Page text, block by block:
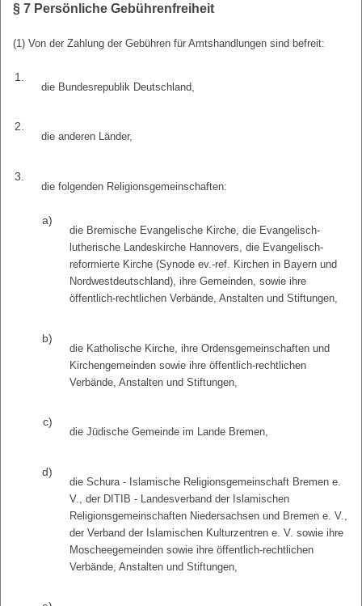
§ 7 Persönliche Gebührenfreiheit
(1) Von der Zahlung der Gebühren für Amtshandlungen sind befreit:
1.
die Bundesrepublik Deutschland,
2.
die anderen Länder,
3.
die folgenden Religionsgemeinschaften:
a)
die Bremische Evangelische Kirche, die Evangelisch-
lutherische Landeskirche Hannovers, die Evangelisch-
reformierte Kirche (Synode ev.-ref. Kirchen in Bayern und
Nordwestdeutschland), ihre Gemeinden, sowie ihre
öffentlich-rechtlichen Verbände, Anstalten und Stiftungen,
b)
die Katholische Kirche, ihre Ordensgemeinschaften und
Kirchengemeinden sowie ihre öffentlich-rechtlichen
Verbände, Anstalten und Stiftungen,
c)
die Jüdische Gemeinde im Lande Bremen,
d)
die Schura - Islamische Religionsgemeinschaft Bremen e.
V., der DITIB - Landesverband der Islamischen
Religionsgemeinschaften Niedersachsen und Bremen e. V.,
der Verband der Islamischen Kulturzentren e. V. sowie ihre
Moscheegemeinden sowie ihre öffentlich-rechtlichen
Verbände, Anstalten und Stiftungen,